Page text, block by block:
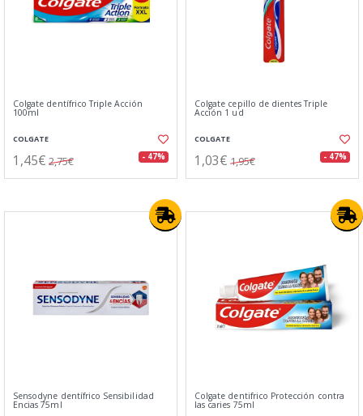
Colgate dentífrico Triple Acción
100ml
COLGATE
1,45€ 2,75€ - 47%
Colgate cepillo de dientes Triple
Acción 1 ud
COLGATE
1,03€ 1,95€ - 47%
Sensodyne dentífrico Sensibilidad
Encias 75ml
Colgate dentifrico Protección contra
las caries 75ml